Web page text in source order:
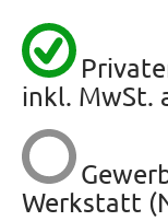
inkl. MwSt.
Werkstatt